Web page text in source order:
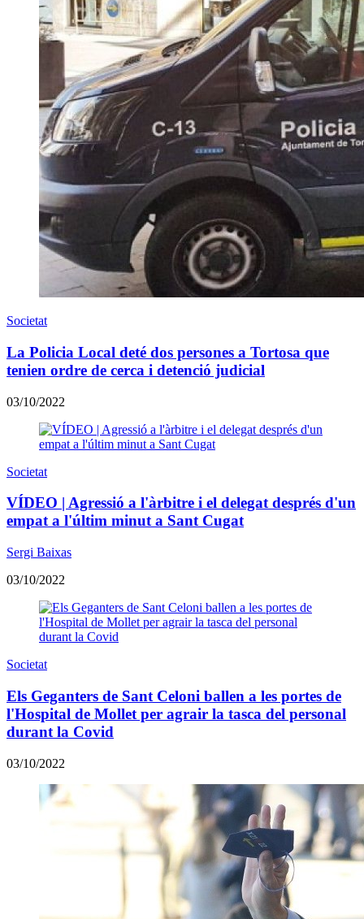
Societat
La Policia Local deté dos persones a Tortosa que
tenien ordre de cerca i detenció judicial
03/10/2022
Societat
VÍDEO | Agressió a l'àrbitre i el delegat després d'un
empat a l'últim minut a Sant Cugat
Sergi Baixas
03/10/2022
Societat
Els Geganters de Sant Celoni ballen a les portes de
l'Hospital de Mollet per agrair la tasca del personal
durant la Covid
03/10/2022